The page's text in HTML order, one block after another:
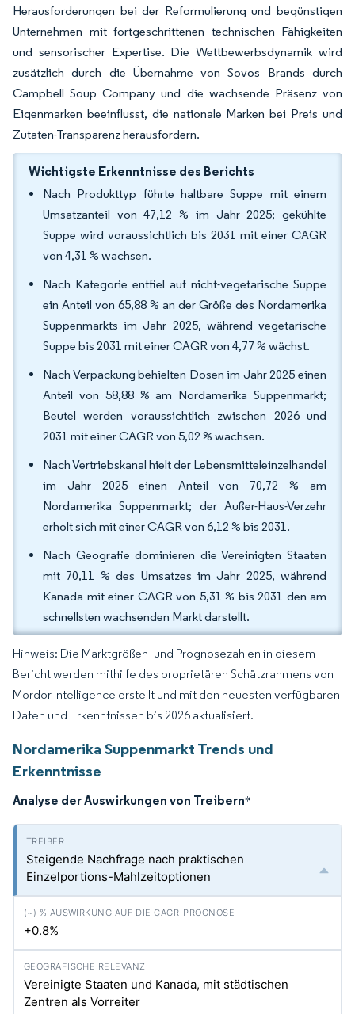
Herausforderungen bei der Reformulierung und begünstigen
Unternehmen mit fortgeschrittenen technischen Fähigkeiten
und sensorischer Expertise. Die Wettbewerbsdynamik wird
zusätzlich durch die Übernahme von Sovos Brands durch
Campbell Soup Company und die wachsende Präsenz von
Eigenmarken beeinflusst, die nationale Marken bei Preis und
Zutaten-Transparenz herausfordern.
Wichtigste Erkenntnisse des Berichts
Nach Produkttyp führte haltbare Suppe mit einem
Umsatzanteil von 47,12 % im Jahr 2025; gekühlte
Suppe wird voraussichtlich bis 2031 mit einer CAGR
von 4,31 % wachsen.
Nach Kategorie entfiel auf nicht-vegetarische Suppe
ein Anteil von 65,88 % an der Größe des Nordamerika
Suppenmarkts im Jahr 2025, während vegetarische
Suppe bis 2031 mit einer CAGR von 4,77 % wächst.
Nach Verpackung behielten Dosen im Jahr 2025 einen
Anteil von 58,88 % am Nordamerika Suppenmarkt;
Beutel werden voraussichtlich zwischen 2026 und
2031 mit einer CAGR von 5,02 % wachsen.
Nach Vertriebskanal hielt der Lebensmitteleinzelhandel
im Jahr 2025 einen Anteil von 70,72 % am
Nordamerika Suppenmarkt; der Außer-Haus-Verzehr
erholt sich mit einer CAGR von 6,12 % bis 2031.
Nach Geografie dominieren die Vereinigten Staaten
mit 70,11 % des Umsatzes im Jahr 2025, während
Kanada mit einer CAGR von 5,31 % bis 2031 den am
schnellsten wachsenden Markt darstellt.
Hinweis: Die Marktgrößen- und Prognosezahlen in diesem
Bericht werden mithilfe des proprietären Schätzrahmens von
Mordor Intelligence erstellt und mit den neuesten verfügbaren
Daten und Erkenntnissen bis 2026 aktualisiert.
Nordamerika Suppenmarkt Trends und
Erkenntnisse
Analyse der Auswirkungen von Treibern*
Steigende Nachfrage nach praktischen
Einzelportions-Mahlzeitoptionen
+0.8%
Vereinigte Staaten und Kanada, mit städtischen
Zentren als Vorreiter